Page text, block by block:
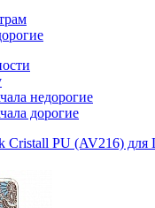
недорогие
дорогие
Cristall PU (AV216) для